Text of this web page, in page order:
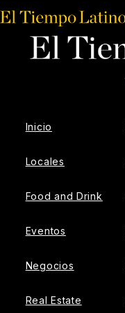
Inicio
Locales
Food and Drink
Eventos
Negocios
Real Estate